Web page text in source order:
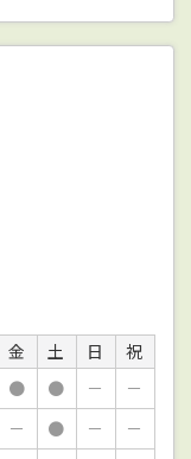
金 土 日
祝
● ● －
－
－ ● －
－